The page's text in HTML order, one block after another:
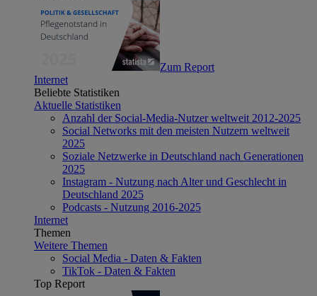
Zum Report
Internet
Beliebte Statistiken
Aktuelle Statistiken
Anzahl der Social-Media-Nutzer weltweit 2012-2025
Social Networks mit den meisten Nutzern weltweit
2025
Soziale Netzwerke in Deutschland nach Generationen
2025
Instagram - Nutzung nach Alter und Geschlecht in
Deutschland 2025
Podcasts - Nutzung 2016-2025
Internet
Themen
Weitere Themen
Social Media - Daten & Fakten
TikTok - Daten & Fakten
Top Report